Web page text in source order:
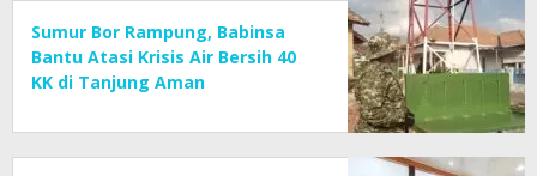
Sumur Bor Rampung, Babinsa
Bantu Atasi Krisis Air Bersih 40
KK di Tanjung Aman